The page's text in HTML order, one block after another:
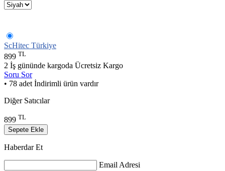
ScHitec Türkiye
899 TL
2 İş gününde kargoda Ücretsiz Kargo
Soru Sor
• 78 adet İndirimli ürün vardır
Diğer Satıcılar
899 TL
Sepete Ekle
Haberdar Et
Email Adresi